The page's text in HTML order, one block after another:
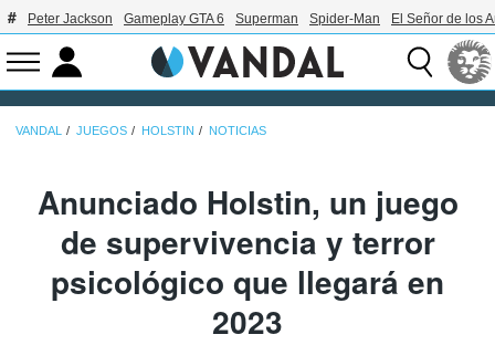
Peter Jackson Gameplay GTA 6 Superman Spider-Man El Señor de los
VANDAL JUEGOS HOLSTIN NOTICIAS
Anunciado Holstin, un juego
de supervivencia y terror
psicológico que llegará en
2023